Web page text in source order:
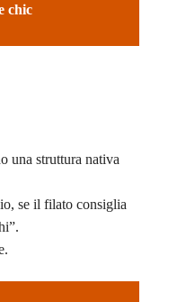
chic
una struttura nativa
se il filato consiglia